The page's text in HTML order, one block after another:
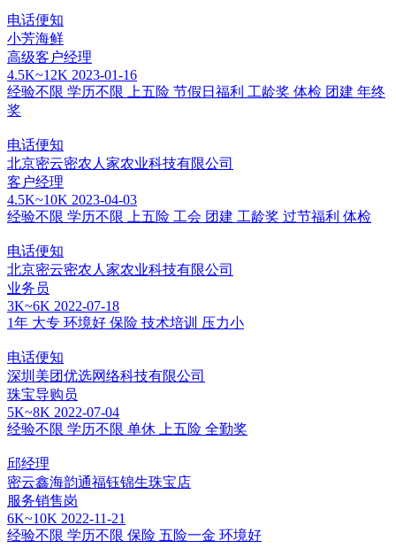
电话便知
小芳海鲜
高级客户经理
4.5K~12K 2023-01-16
经验不限 学历不限 上五险 节假日福利 工龄奖 体检 团建 年终
奖
电话便知
北京密云密农人家农业科技有限公司
客户经理
4.5K~10K 2023-04-03
经验不限 学历不限 上五险 工会 团建 工龄奖 过节福利 体检
电话便知
北京密云密农人家农业科技有限公司
业务员
3K~6K 2022-07-18
1年 大专 环境好 保险 技术培训 压力小
电话便知
深圳美团优选网络科技有限公司
珠宝导购员
5K~8K 2022-07-04
经验不限 学历不限 单休 上五险 全勤奖
邱经理
密云鑫海韵通福钰锦生珠宝店
服务销售岗
6K~10K 2022-11-21
经验不限 学历不限 保险 五险一金 环境好